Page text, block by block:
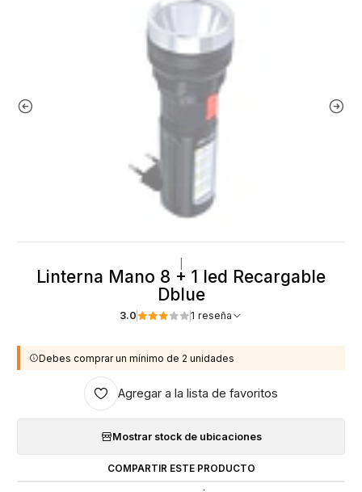
Linterna Mano 8 + 1 led Recargable
Dblue
3.0 1 reseña
Debes comprar un mínimo de 2 unidades
Agregar a la lista de favoritos
Mostrar stock de ubicaciones
COMPARTIR ESTE PRODUCTO